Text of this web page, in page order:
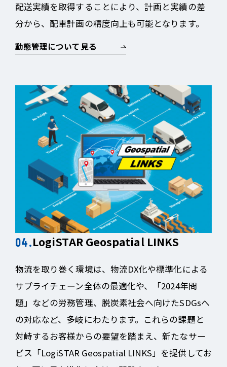
配送実績を取得することにより、計画と実績の差
分から、配車計画の精度向上も可能となります。
動態管理について見る
LogiSTAR Geospatial LINKS
物流を取り巻く環境は、物流DX化や標準化による
サプライチェーン全体の最適化や、「2024年問
題」などの労務管理、脱炭素社会へ向けたSDGsへ
の対応など、多岐にわたります。これらの課題と
対峙するお客様からの要望を踏まえ、新たなサー
ビス「LogiSTAR Geospatial LINKS」を提供してお